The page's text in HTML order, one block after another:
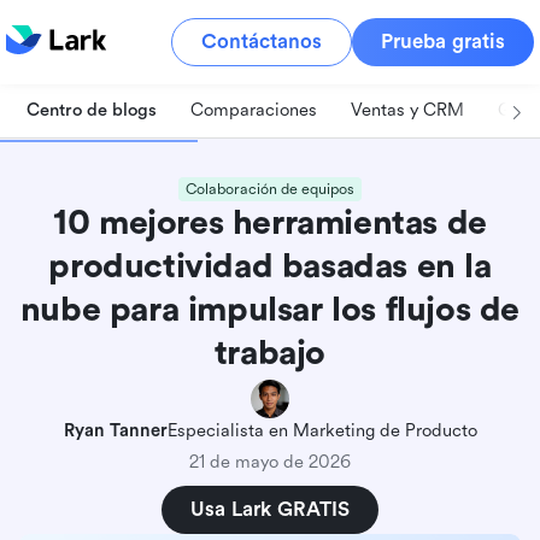
Contáctanos Prueba gratis
Centro de blogs Comparaciones Ventas y CRM
Colaboración de equipos
10 mejores herramientas de
productividad basadas en la
nube para impulsar los flujos de
trabajo
Ryan TannerEspecialista en Marketing de Producto
21 de mayo de 2026
Usa Lark GRATIS